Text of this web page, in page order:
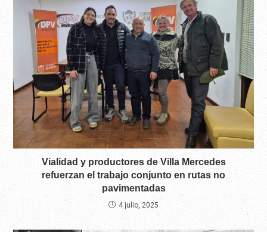
Vialidad y productores de Villa Mercedes
refuerzan el trabajo conjunto en rutas no
pavimentadas
4 julio, 2025